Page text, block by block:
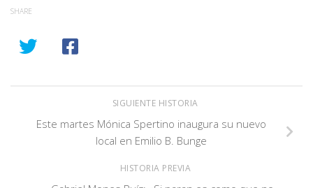
SHARE
SIGUIENTE HISTORIA
Este martes Mónica Spertino inaugura su nuevo
local en Emilio B. Bunge
HISTORIA PREVIA